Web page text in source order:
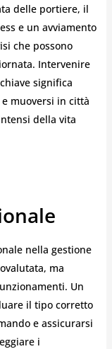
delle portiere, il
e un avviamento
che possono
Intervenire
significa
e muoversi in città
della vita
nella gestione
ma
Un
il tipo corretto
e assicurarsi
i